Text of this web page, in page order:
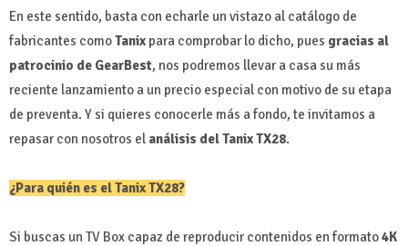
En este sentido, basta con echarle un vistazo al catálogo de
fabricantes comoTanix para comprobar lo dicho, pues gracias al
patrocinio de GearBest, nos podremos llevar a casa su más
reciente lanzamiento a un precio especial con motivo de su etapa
de preventa. Y si quieres conocerle más a fondo, te invitamos a
repasar con nosotros el análisis del Tanix TX28.
¿Para quién es el Tanix TX28?
Si buscas un TV Box capaz de reproducir contenidos en formato4K